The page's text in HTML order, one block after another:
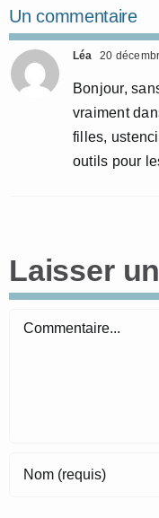
Un commentaire
Léa 20
Bonjour,
vraiment
filles,
outils pour
Laisser
Commentaire